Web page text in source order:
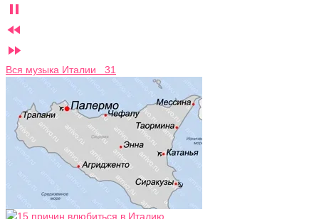



Вся музыка Италии 31